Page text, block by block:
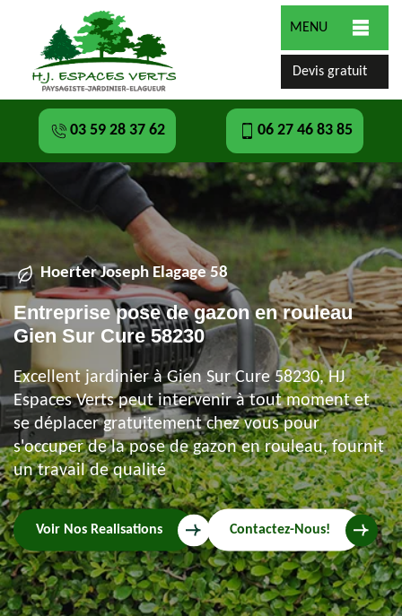
MENU
Devis gratuit
03 59 28 37 62 06 27 46 83 85
Hoerter Joseph Elagage 58
Entreprise pose de gazon en rouleau
Gien Sur Cure 58230
Excellent jardinier à Gien Sur Cure 58230, HJ
Espaces Verts peut intervenir à tout moment et
se déplacer gratuitement chez vous pour
s'occuper de la pose de gazon en rouleau, fournit
un travail de qualité
Voir Nos Realisations Contactez-Nous!